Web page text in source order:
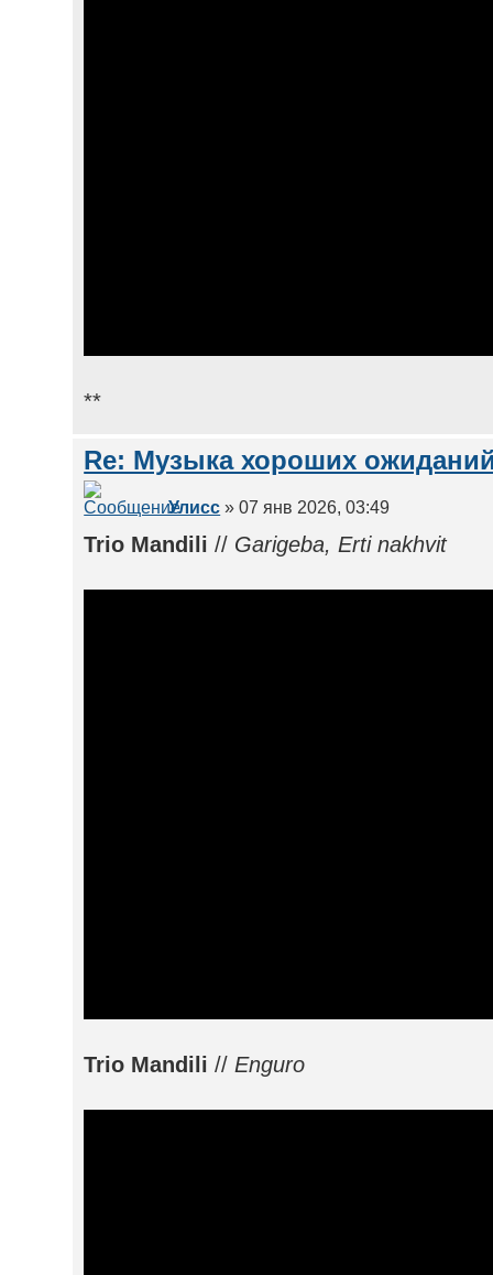
**
Re: Музыка хороших
Улисс » 07 янв 2026, 03:49
Trio Mandili // Garigeba, Erti nakhvit
Trio Mandili // Enguro